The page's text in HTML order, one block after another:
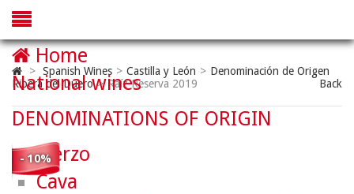
> Spanish Wines > Castilla y León > Denominación de Origen
Ribera del Duero > Raíz Reserva 2019 Back
- 10%
Home
National wines
DENOMINATIONS OF ORIGIN
Bierzo
Cava